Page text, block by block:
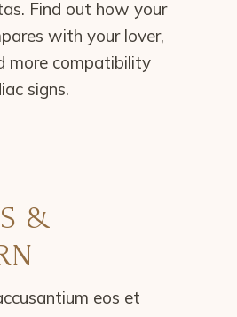
Find out how your
with your lover,
more compatibility
signs.
&
eos et